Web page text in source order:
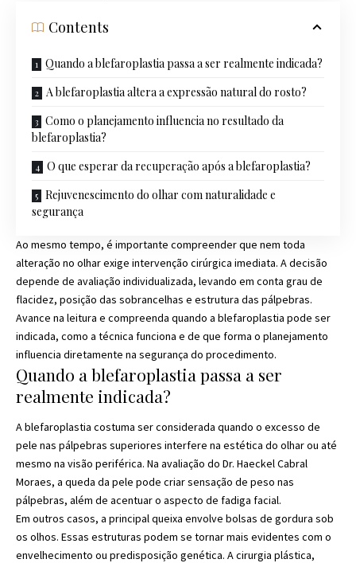
Contents
Quando a blefaroplastia passa a ser realmente indicada?
A blefaroplastia altera a expressão natural do rosto?
Como o planejamento influencia no resultado da
blefaroplastia?
O que esperar da recuperação após a blefaroplastia?
Rejuvenescimento do olhar com naturalidade e
segurança
Ao mesmo tempo, é importante compreender que nem toda
alteração no olhar exige intervenção cirúrgica imediata. A decisão
depende de avaliação individualizada, levando em conta grau de
flacidez, posição das sobrancelhas e estrutura das pálpebras.
Avance na leitura e compreenda quando a blefaroplastia pode ser
indicada, como a técnica funciona e de que forma o planejamento
influencia diretamente na segurança do procedimento.
Quando a blefaroplastia passa a ser
realmente indicada?
A blefaroplastia costuma ser considerada quando o excesso de
pele nas pálpebras superiores interfere na estética do olhar ou até
mesmo na visão periférica. Na avaliação do Dr. Haeckel Cabral
Moraes, a queda da pele pode criar sensação de peso nas
pálpebras, além de acentuar o aspecto de fadiga facial.
Em outros casos, a principal queixa envolve bolsas de gordura sob
os olhos. Essas estruturas podem se tornar mais evidentes com o
envelhecimento ou predisposição genética. A cirurgia plástica,